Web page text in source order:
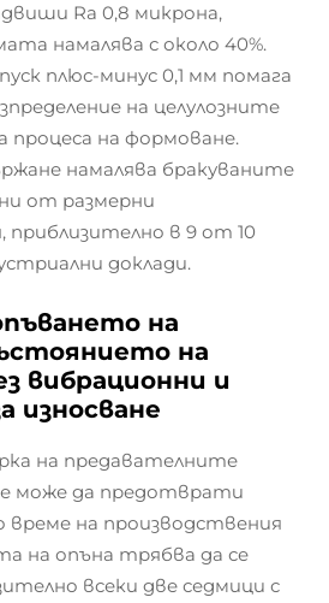
Ra 0,8 микрона,
намалява с около 40%.
плюс-минус 0,1 мм помага
на целулозните
процеса на формоване.
намалява бракуваните
от размерни
в 9 от 10
доклади.
на
на
вибрационни и
износване
на предавателните
може да предотврати
време на производствения
на опъна трябва да се
всеки две седмици с